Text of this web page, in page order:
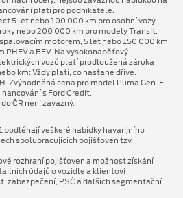
platí pro podnikatele.
5 let nebo 100 000 km pro osobní vozy,
nebo 200 000 km pro modely Transit,
motorem, 5 let nebo 150 000 km
PHEV a BEV. Na vysokonapěťový
vozů platí prodloužená záruka
km: Vždy platí, co nastane dříve.
Zvýhodněná cena pro model Puma Gen⁠-⁠E
s Ford Credit.
ČR není závazný.
podléhají veškeré nabídky havarijního
spolupracujících pojišťoven tzv.
rozhraní pojišťoven a možnost získání
údajů o vozidle a klientovi
zabezpečení, PSČ a dalších segmentační